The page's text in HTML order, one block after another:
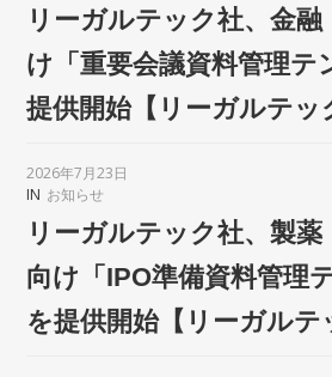
リーガルテック社、金
け「重要会議資料管理テ
提供開始【リーガルテッ
2026年7月23日
IN お知らせ
リーガルテック社、製
向け「IPO準備資料管理
を提供開始【リーガルテ